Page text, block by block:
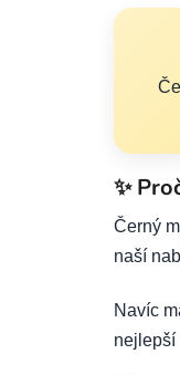
✨
Černý
naší
Navíc
nejlepší